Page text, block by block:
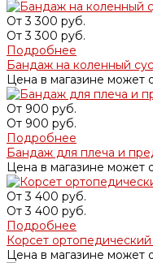
От3 300 руб.
От3 300 руб.
Подробнее
Бандаж на коленный
Цена в магазине может
От 900 руб.
От 900 руб.
Подробнее
Бандаж для плеча и
Цена в магазине может
От3 400 руб.
От3 400 руб.
Подробнее
Корсет
Цена в магазине может